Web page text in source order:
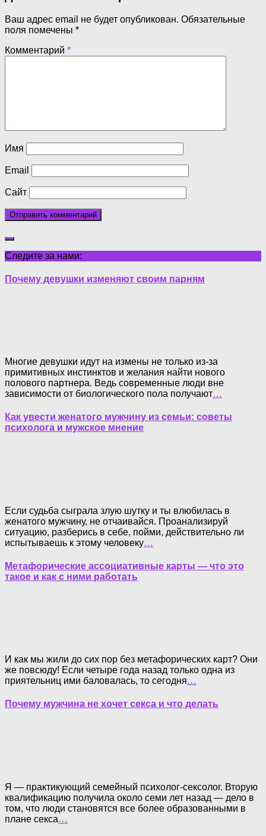
Ваш адрес email не будет опубликован. Обязательные
поля помечены *
Комментарий *
Имя
Email
Сайт
Следите за нами:
Почему девушки изменяют своим парням
Многие девушки идут на измены не только из-за
примитивных инстинктов и желания найти нового
полового партнера. Ведь современные люди вне
зависимости от биологического пола получают…
Как увести женатого мужчину из семьи: советы
психолога и мужское мнение
Если судьба сыграла злую шутку и ты влюбилась в
женатого мужчину, не отчаивайся. Проанализируй
ситуацию, разберись в себе, пойми, действительно ли
испытываешь к этому человеку…
Метафорические ассоциативные карты — что это
такое и как с ними работать
И как мы жили до сих пор без метафорических карт? Они
же повсюду! Если четыре года назад только одна из
приятельниц ими баловалась, то сегодня…
Почему мужчина не хочет секса и что делать
Я — практикующий семейный психолог-сексолог. Вторую
квалификацию получила около семи лет назад — дело в
том, что люди становятся все более образованными в
плане секса…